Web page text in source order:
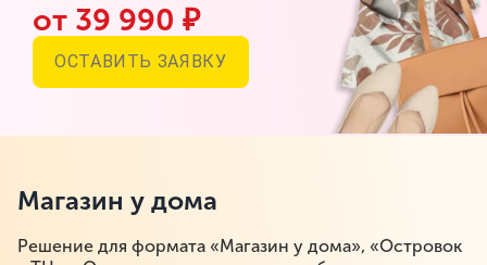
от 39 990 ₽
ОСТАВИТЬ ЗАЯВКУ
Магазин у дома
Решение для формата «Магазин у дома», «Островок